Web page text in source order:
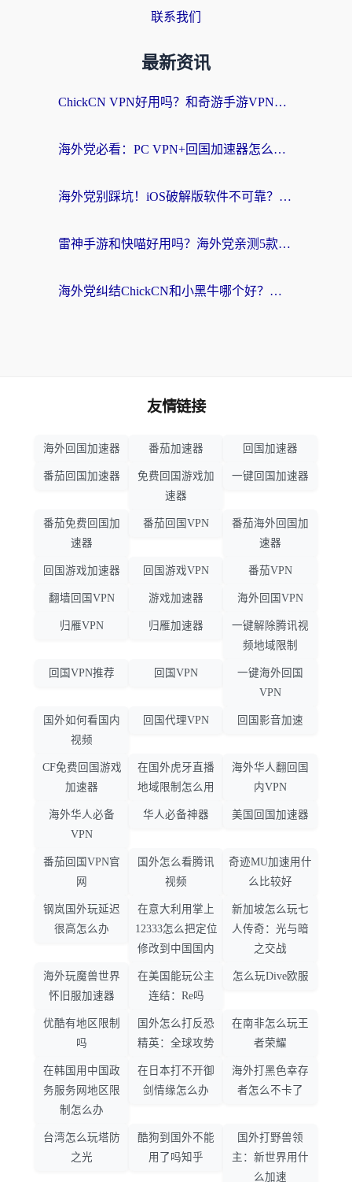
联系我们
最新资讯
ChickCN VPN好用吗？和奇游手游VPN对比哪个回国效果更好？海外党亲测实用指南
海外党必看：PC VPN+回国加速器怎么选？无缝访问国内资源全攻略
海外党别踩坑！iOS破解版软件不可靠？教你选对回国加速器无缝看国内资源
雷神手游和快喵好用吗？海外党亲测5款回国加速器，附斧牛Bling对比+微信视频号解决办法
海外党纠结ChickCN和小黑牛哪个好？一篇帮你选对回国加速器的实用指南
友情链接
海外回国加速器 番茄加速器 回国加速器
番茄回国加速器
免费回国游戏加
速器
一键回国加速器
番茄免费回国加
速器
番茄回国VPN
番茄海外回国加
速器
回国游戏加速器 回国游戏VPN 番茄VPN
翻墙回国VPN 游戏加速器 海外回国VPN
归雁VPN 归雁加速器
一键解除腾讯视
频地域限制
回国VPN推荐 回国VPN
一键海外回国
VPN
国外如何看国内
视频
回国代理VPN 回国影音加速
CF免费回国游戏
加速器
在国外虎牙直播
地域限制怎么用
海外华人翻回国
内VPN
海外华人必备
VPN
华人必备神器 美国回国加速器
番茄回国VPN官
网
国外怎么看腾讯
视频
奇迹MU加速用什
么比较好
钢岚国外玩延迟
很高怎么办
在意大利用掌上
12333怎么把定位
修改到中国国内
新加坡怎么玩七
人传奇：光与暗
之交战
海外玩魔兽世界
怀旧服加速器
在美国能玩公主
连结：Re吗
怎么玩Dive欧服
优酷有地区限制
吗
国外怎么打反恐
精英：全球攻势
在南非怎么玩王
者荣耀
在韩国用中国政
务服务网地区限
制怎么办
在日本打不开御
剑情缘怎么办
海外打黑色幸存
者怎么不卡了
台湾怎么玩塔防
之光
酷狗到国外不能
用了吗知乎
国外打野兽领
主：新世界用什
么加速